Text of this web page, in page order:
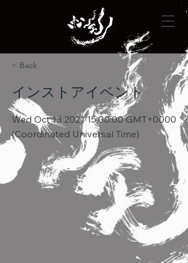
< Back
インストアイベント
Wed Oct13 2021 15:00:00 GMT+0000
(Coordinated Universal Time)